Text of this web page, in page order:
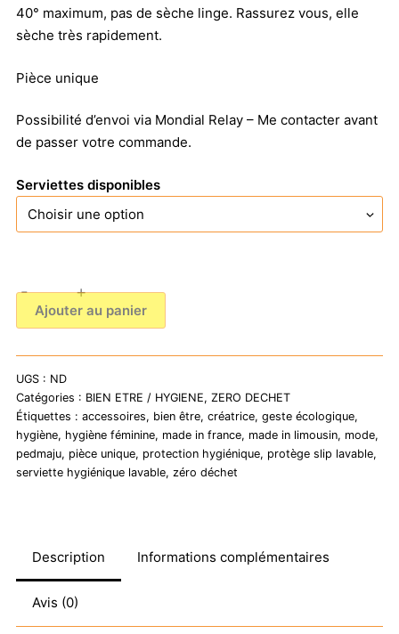
40° maximum, pas de sèche linge. Rassurez vous, elle
sèche très rapidement.
Pièce unique
Possibilité d’envoi via Mondial Relay – Me contacter avant
de passer votre commande.
Serviettes disponibles
quantité
de
-
Protèges
slip
-
Différents
- +
Ajouter au panier
UGS : ND
Catégories : BIEN ETRE / HYGIENE, ZERO DECHET
Étiquettes : accessoires, bien être, créatrice, geste écologique,
hygiène, hygiène féminine, made in france, made in limousin, mode,
pedmaju, pièce unique, protection hygiénique, protège slip lavable,
serviette hygiénique lavable, zéro déchet
Description Informations complémentaires
Avis (0)